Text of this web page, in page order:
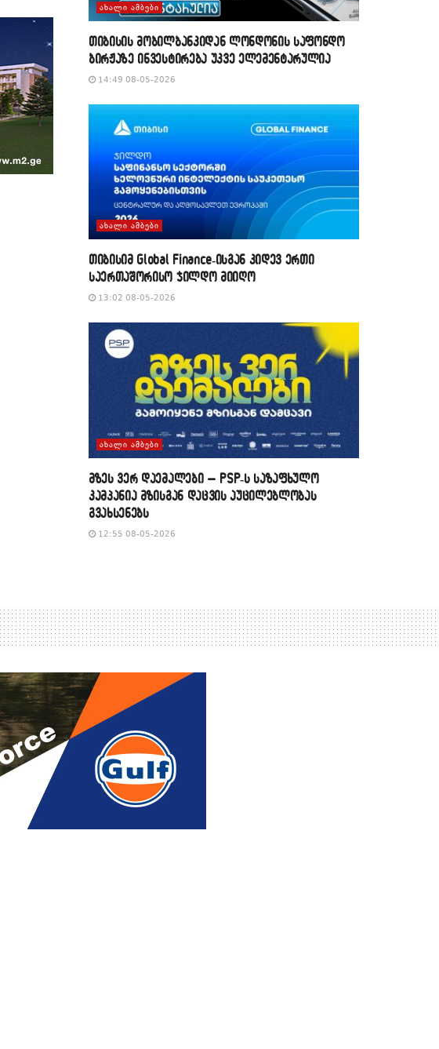
ᲐᲮᲐᲚᲘ ᲐᲛᲑᲔᲑᲘ
თიბისის მობილბანკიდან ლონდონის საფონდო
ბირჟაზე ინვესტირება უკვე ელემენტარულია
14:49 08-05-2026
ᲐᲮᲐᲚᲘ ᲐᲛᲑᲔᲑᲘ
თიბისიმ Global Finance-ისგან კიდევ ერთი
საერთაშორისო ჯილდო მიიღო
13:02 08-05-2026
ᲐᲮᲐᲚᲘ ᲐᲛᲑᲔᲑᲘ
მზეს ვერ დაემალები – PSP-ს საზაფხულო
კამპანია მზისგან დაცვის აუცილებლობას
გვახსენებს
12:55 08-05-2026